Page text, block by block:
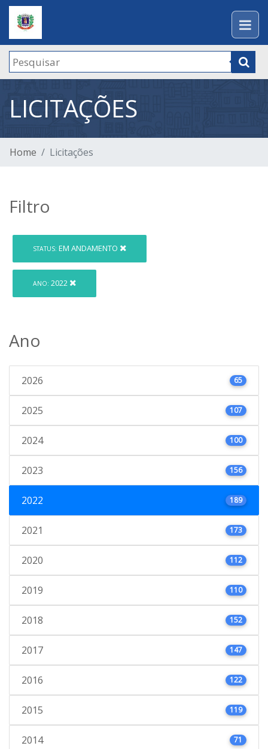
LICITAÇÕES
Home Licitações
Filtro
STATUS: EM ANDAMENTO
ANO: 2022
Ano
2026 65
2025 107
2024 100
2023 156
2022 189
2021 173
2020 112
2019 110
2018 152
2017 147
2016 122
2015 119
2014 71